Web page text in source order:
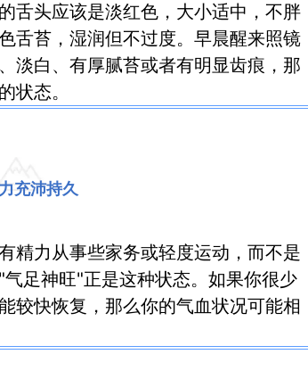
舌头应该是淡红色，大小适中，不胖
舌苔，湿润但不过度。早晨醒来照镜
淡白、有厚腻苔或者有明显齿痕，那
状态。
充沛持久
精力从事些家务或轻度运动，而不是
足神旺"正是这种状态。如果你很少
较快恢复，那么你的气血状况可能相